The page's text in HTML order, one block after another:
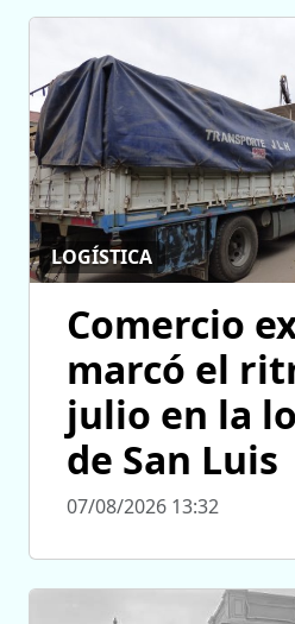
LOGÍSTICA
Comercio
marcó el
julio en la
de San Luis
07/08/2026 13:32